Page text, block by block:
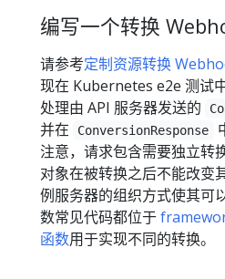
编写一个转换
请参考定制资源转换
现在 Kubernetes e2e 测试
处理由 API 服务器发送的
并在
ConversionResponse
注意，请求包含需要独立转
对象在被转换之后不能改变
例服务器的组织方式使其可
数常见代码都位于
函数用于实现不同的转换。